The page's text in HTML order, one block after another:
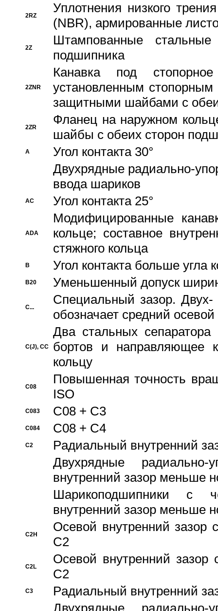
2RZ
Уплотнения низкого
(NBR), армированные
2Z
Штампованные
подшипника
2ZNR
Канавка под
установленным
защитными шайбами с
2ZR
Фланец на наружном
шайбы с обеих сторон
A
Угол контакта 30°
Двухрядные радиально-
ввода шариков
AC Угол контакта 25°
ADA
Модифицированные
кольце; составное
стяжного кольца
B Угол контакта больше угла
B20 Уменьшенный допуск
C...
Специальный зазор.
обозначает средний
C(J), CC
Два стальных сепаратора
бортов и направляющее
кольцу
C08
Повышенная точность
ISO
C083 C08 + C3
C084 C08 + C4
C2
Pадиальный внутренний
Двухрядные радиально-
внутренний зазор меньше
Шарикоподшипники с
внутренний зазор меньше
C2H
Осевой внутренний зазор
C2
C2L
Осевой внутренний зазор
C2
C3
Pадиальный внутренний
Двухрядные